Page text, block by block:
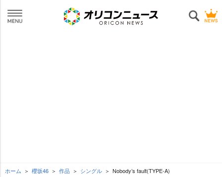
ホーム 櫻坂46 作品 シングル Nobody’s fault(TYPE-A)